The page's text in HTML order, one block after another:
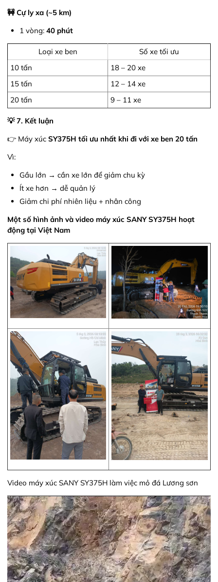
🚧 Cự ly xa (~5 km)
1 vòng: 40 phút
Loại xe ben
Số xe tối ưu
10 tấn
18 – 20 xe
15 tấn
12 – 14 xe
20 tấn
9 – 11 xe
💡 7. Kết luận
👉 Máy xúc SY375H tối ưu nhất khi đi với xe ben 20 tấn
Vì:
Gầu lớn → cần xe lớn để giảm chu kỳ
Ít xe hơn → dễ quản lý
Giảm chi phí nhiên liệu + nhân công
Một số hình ảnh và video máy xúc SANY SY375H hoạt
động tại Việt Nam
Video máy xúc SANY SY375H làm việc mỏ đá Lương sơn